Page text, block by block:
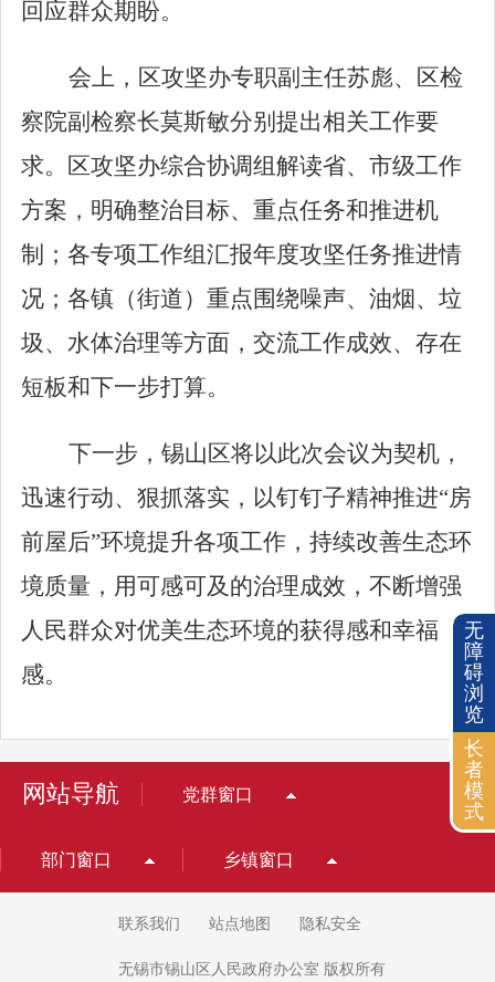
回应群众期盼。
会上，区攻坚办专职副主任苏彪、区检
察院副检察长莫斯敏分别提出相关工作要
求。区攻坚办综合协调组解读省、市级工作
方案，明确整治目标、重点任务和推进机
制；各专项工作组汇报年度攻坚任务推进情
况；各镇（街道）重点围绕噪声、油烟、垃
圾、水体治理等方面，交流工作成效、存在
短板和下一步打算。
下一步，锡山区将以此次会议为契机，
迅速行动、狠抓落实，以钉钉子精神推进“房
前屋后”环境提升各项工作，持续改善生态环
境质量，用可感可及的治理成效，不断增强
人民群众对优美生态环境的获得感和幸福
感。
网站导航 党群窗口
部门窗口 乡镇窗口
联系我们 站点地图 隐私安全
无锡市锡山区人民政府办公室 版权所有
无
障
碍
浏
览
长
者
模
式